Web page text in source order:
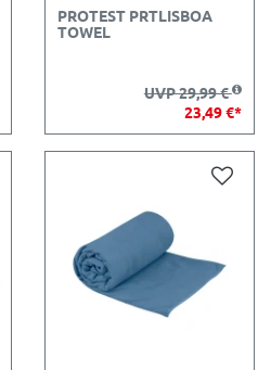
PROTEST PRTLISBOA
TOWEL
UVP 29,99 €
23,49 €*